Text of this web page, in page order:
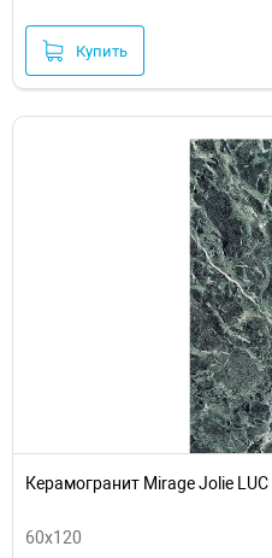
Купить
Керамогранит Mirage Jolie LUC
60x120